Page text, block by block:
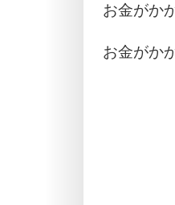
お金がか
お金がか